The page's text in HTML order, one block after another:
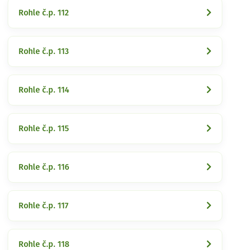
Rohle č.p. 112
Rohle č.p. 113
Rohle č.p. 114
Rohle č.p. 115
Rohle č.p. 116
Rohle č.p. 117
Rohle č.p. 118